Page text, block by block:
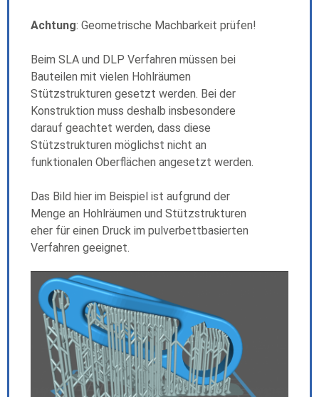
Achtung: Geometrische Machbarkeit prüfen!
Beim SLA und DLP Verfahren müssen bei
Bauteilen mit vielen Hohlräumen
Stützstrukturen gesetzt werden. Bei der
Konstruktion muss deshalb insbesondere
darauf geachtet werden, dass diese
Stützstrukturen möglichst nicht an
funktionalen Oberflächen angesetzt werden.
Das Bild hier im Beispiel ist aufgrund der
Menge an Hohlräumen und Stützstrukturen
eher für einen Druck im pulverbettbasierten
Verfahren geeignet.